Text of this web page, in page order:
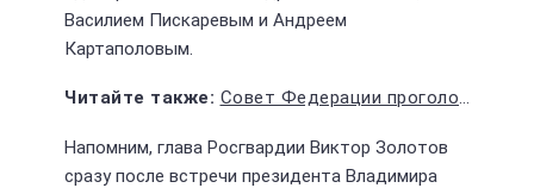
Василием Пискаревым и Андреем
Картаполовым.
Совет Федерации проголосовал за внедрение в России цифрового рубля
Напомним, глава Росгвардии Виктор Золотов
сразу после встречи президента Владимира